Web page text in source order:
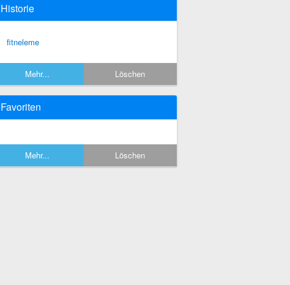
Historie
fitneleme
Mehr... Löschen
Favoriten
Mehr... Löschen